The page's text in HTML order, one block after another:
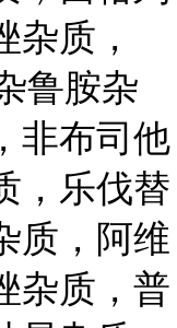
杂质，
鲁胺杂
非布司他
，乐伐替
质，阿维
杂质，普